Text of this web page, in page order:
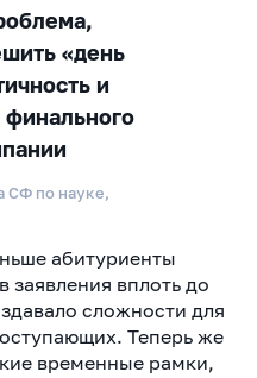
«день
и
финального
СФ по науке,
абитуриенты
заявления вплоть до
сложности для
Теперь же
временные рамки,